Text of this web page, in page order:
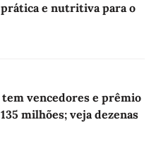
e nutritiva para o
tem vencedores e prêmio
milhões; veja dezenas